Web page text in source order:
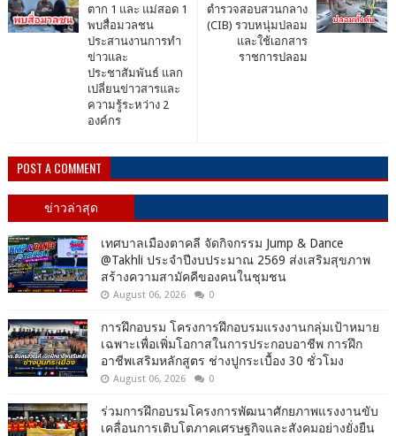
ตำรวจสอบสวนกลาง
(CIB) รวบหนุ่มปลอม
และใช้เอกสาร
ราชการปลอม
ตาก 1 และ แม่สอด 1
พบสื่อมวลชน
ประสานงานการทำ
ข่าวและ
ประชาสัมพันธ์ แลก
เปลี่ยนข่าวสารและ
ความรู้ระหว่าง 2
องค์กร
POST A COMMENT
ข่าวล่าสุด
เทศบาลเมืองตาคลี จัดกิจกรรม Jump & Dance
@Takhli ประจำปีงบประมาณ 2569 ส่งเสริมสุขภาพ
สร้างความสามัคคีของคนในชุมชน
August 06, 2026 0
การฝึกอบรม โครงการฝึกอบรมแรงงานกลุ่มเป้าหมาย
เฉพาะเพื่อเพิ่มโอกาสในการประกอบอาชีพ การฝึก
อาชีพเสริมหลักสูตร ช่างปูกระเบื้อง 30 ชั่วโมง
August 06, 2026 0
ร่วมการฝึกอบรมโครงการพัฒนาศักยภาพแรงงานขับ
เคลื่อนการเติบโตภาคเศรษฐกิจและสังคมอย่างยั่งยืน